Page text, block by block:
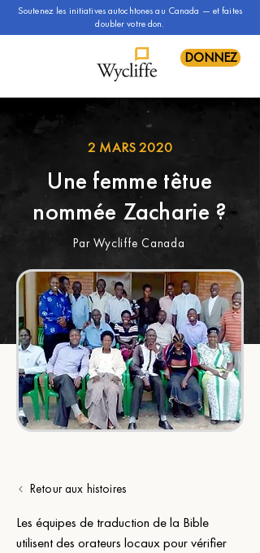
Soutenez les initiatives autochtones au Canada — et faites
doubler votre don.
DONNEZ
2 MARS 2020
Une femme têtue
nommée Zacharie ?
Par Wycliffe Canada
Retour aux histoires
Les équipes de traduction de la Bible
utilisent des orateurs locaux pour vérifier